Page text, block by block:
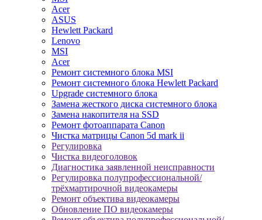
Acer
ASUS
Hewlett Packard
Lenovo
MSI
Acer
Ремонт системного блока MSI
Ремонт системного блока Hewlett Packard
Upgrade системного блока
Замена жесткого диска системного блока
Замена накопителя на SSD
Ремонт фотоаппарата Canon
Чистка матрицы Canon 5d mark ii
Регулировка
Чистка видеоголовок
Диагностика заявленной неисправности
Регулировка полупрофессиональной/
трёхмартирочной видеокамеры
Ремонт объектива видеокамеры
Обновление ПО видеокамеры